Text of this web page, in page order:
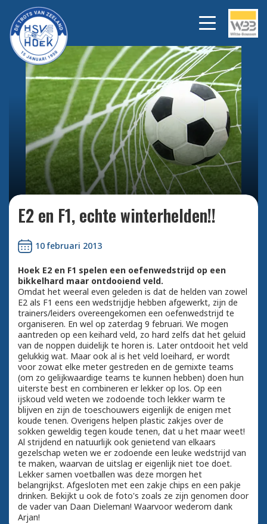
Bekijk alle foto's
E2 en F1, echte winterhelden!!
10 februari 2013
Hoek E2 en F1 spelen een oefenwedstrijd op een
bikkelhard maar ontdooiend veld.
Omdat het weeral even geleden is dat de helden van zowel
E2 als F1 eens een wedstrijdje hebben afgewerkt, zijn de
trainers/leiders overeengekomen een oefenwedstrijd te
organiseren. En wel op zaterdag 9 februari. We mogen
aantreden op een keihard veld, zo hard zelfs dat het geluid
van de noppen duidelijk te horen is. Later ontdooit het veld
gelukkig wat. Maar ook al is het veld loeihard, er wordt
voor zowat elke meter gestreden en de gemixte teams
(om zo gelijkwaardige teams te kunnen hebben) doen hun
uiterste best en combineren er lekker op los. Op een
ijskoud veld weten we zodoende toch lekker warm te
blijven en zijn de toeschouwers eigenlijk de enigen met
koude tenen. Overigens helpen plastic zakjes over de
sokken geweldig tegen koude tenen, dat u het maar weet!
Al strijdend en natuurlijk ook genietend van elkaars
gezelschap weten we er zodoende een leuke wedstrijd van
te maken, waarvan de uitslag er eigenlijk niet toe doet.
Lekker samen voetballen was deze morgen het
belangrijkst. Afgesloten met een zakje chips en een pakje
drinken. Bekijkt u ook de foto's zoals ze zijn genomen door
de vader van Daan Dieleman! Waarvoor wederom dank
Arjan!